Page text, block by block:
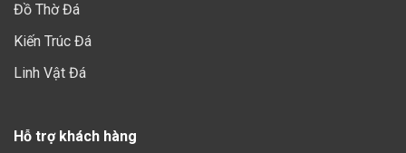
Đồ Thờ Đá
Kiến Trúc Đá
Linh Vật Đá
Hỗ trợ khách hàng